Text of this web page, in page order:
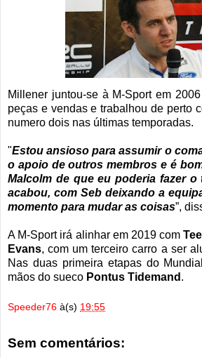
Millener juntou-se à M-Sport em
peças e vendas e trabalhou de perto
numero dois nas últimas temporadas.
"Estou ansioso para assumir o
o apoio de outros membros e é
Malcolm de que eu poderia fazer o
acabou, com Seb deixando a
momento para mudar as coisas”,
A M-Sport irá alinhar em 2019 com
Evans, com um terceiro carro a ser
Nas duas primeira etapas do
mãos do sueco Pontus Tidemand .
Speeder76 à(s) 19:55
Sem comentários: